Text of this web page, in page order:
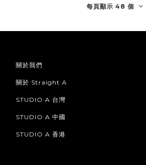
每頁顯示 48 個
關於我們
關於 Straight A
STUDIO A 台灣
STUDIO A 中國
STUDIO A 香港